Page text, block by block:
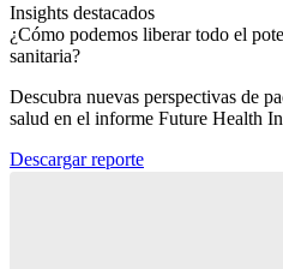
Insights destacados
¿Cómo podemos liberar todo el
sanitaria?​
Descubra nuevas perspectivas de
salud en el informe Future Health
Descargar reporte